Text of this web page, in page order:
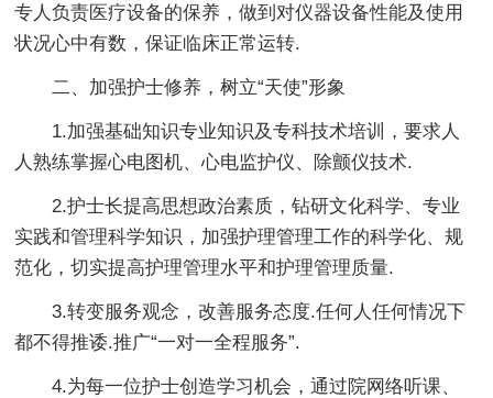
专人负责医疗设备的保养，做到对仪器设备性能及使用
状况心中有数，保证临床正常运转.
二、加强护士修养，树立“天使”形象
1.加强基础知识专业知识及专科技术培训，要求人
人熟练掌握心电图机、心电监护仪、除颤仪技术.
2.护士长提高思想政治素质，钻研文化科学、专业
实践和管理科学知识，加强护理管理工作的科学化、规
范化，切实提高护理管理水平和护理管理质量.
3.转变服务观念，改善服务态度.任何人任何情况下
都不得推诿.推广“一对一全程服务”.
4.为每一位护士创造学习机会，通过院网络听课、